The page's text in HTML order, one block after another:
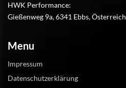
HWK Performance:
Gießenweg 9a, 6341 Ebbs, Österreich
Menu
Impressum
Datenschutzerklärung